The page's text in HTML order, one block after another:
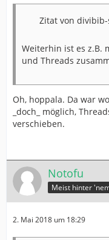
Zitat von
Weiterhin ist es z.B.
und Threads
Oh, hoppala. Da war
_doch_ möglich,
verschieben.
Notofu
Meist hinter
2. Mai 2018 um 18:29